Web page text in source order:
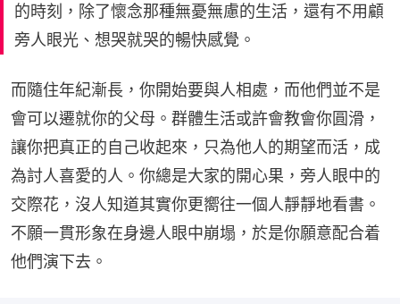
的時刻，除了懷念那種無憂無慮的生活，還有不用顧
旁人眼光、想哭就哭的暢快感覺。
而隨住年紀漸長，你開始要與人相處，而他們並不是
會可以遷就你的父母。群體生活或許會教會你圓滑，
讓你把真正的自己收起來，只為他人的期望而活，成
為討人喜愛的人。你總是大家的開心果，旁人眼中的
交際花，沒人知道其實你更嚮往一個人靜靜地看書。
不願一貫形象在身邊人眼中崩塌，於是你願意配合着
他們演下去。